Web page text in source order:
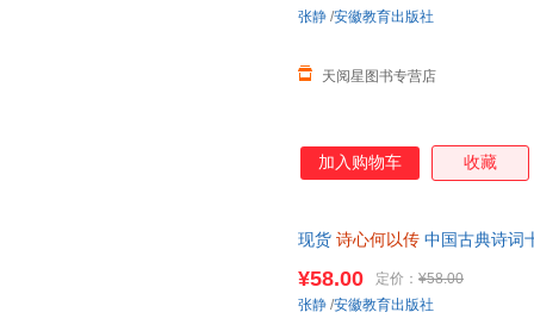
天阅星图书专营店
张静 /安徽教育出版社
加入购物车 收藏
现货 诗心何以传 中国古典诗词
¥58.00 定价： ¥58.00
张静 /安徽教育出版社